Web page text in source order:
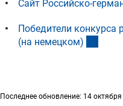
Сайт Российско-
Победители конкурса
(на немецком)
Последнее обновление: 14 октября